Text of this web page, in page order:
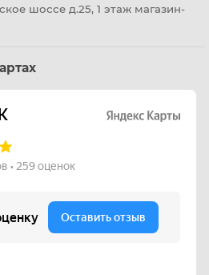
шоссе д.25, 1 этаж магазин-